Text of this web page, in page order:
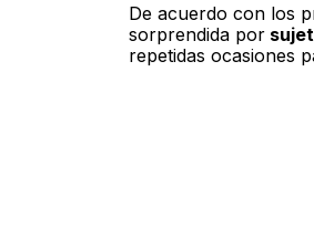
De acuerdo con los
sorprendida por
repetidas ocasiones